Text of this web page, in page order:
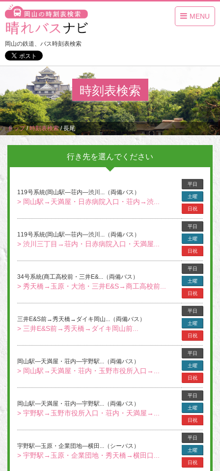
MENU
岡山の鉄道、バス時刻表検索
時刻表検索
トップ/時刻表検索/長尾
行き先を選んでください
119号系統(岡山駅―荘内―渋川...（両備バス）
> 岡山駅→天満屋・日赤病院入口・荘内→渋...
平日
土曜
日祝
119号系統(岡山駅―荘内―渋川...（両備バス）
> 渋川三丁目→荘内・日赤病院入口・天満屋...
平日
土曜
日祝
34号系統(商工高校前・三井E&...（両備バス）
> 秀天橋→玉原・大池・三井E&S→商工高校前...
平日
土曜
日祝
三井E&S前→秀天橋→ダイキ岡山...（両備バス）
> 三井E&S前→秀天橋→ダイキ岡山前...
平日
土曜
日祝
岡山駅―天満屋・荘内―宇野駅...（両備バス）
> 岡山駅→天満屋・荘内・玉野市役所入口→...
平日
土曜
日祝
岡山駅―天満屋・荘内―宇野駅...（両備バス）
> 宇野駅→玉野市役所入口・荘内・天満屋→...
平日
土曜
日祝
宇野駅―玉原・企業団地―横田...（シーバス）
> 宇野駅→玉原・企業団地・秀天橋→横田口...
平日
土曜
日祝